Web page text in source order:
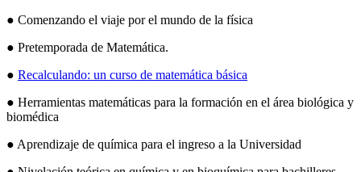
● Comenzando el viaje por el mundo de la física
● Pretemporada de Matemática.
● Recalculando: un curso de matemática básica
● Herramientas matemáticas para la formación en el área biológica y
biomédica
● Aprendizaje de química para el ingreso a la Universidad